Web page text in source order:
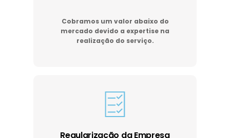
Cobramos um valor abaixo do
mercado devido a expertise na
realização do serviço.
Regularização da Empresa